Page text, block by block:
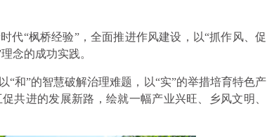
代“枫桥经验”，全面推进作风建设，以“抓作风、促
念的成功实践。
和”的智慧破解治理难题，以“实”的举措培育特色产
共进的发展新路，绘就一幅产业兴旺、乡风文明、